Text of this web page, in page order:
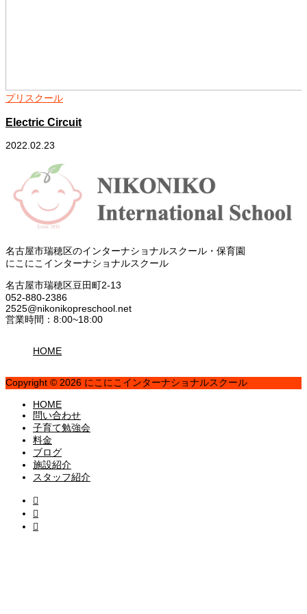
プリスクール
Electric Circuit
2022.02.23
名古屋市瑞穂区のインターナショナルスクール・保育園
にこにこインターナショナルスクール
名古屋市瑞穂区豆田町2-13
052-880-2386
2525@nikonikopreschool.net
営業時間：8:00~18:00
HOME
Copyright © 2026 にこにこインターナショナルスクール
HOME
問い合わせ
子育て勉強会
料金
ブログ
施設紹介
スタッフ紹介


